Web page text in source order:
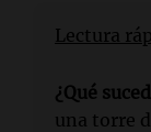
Lectura
¿Qué
una torre